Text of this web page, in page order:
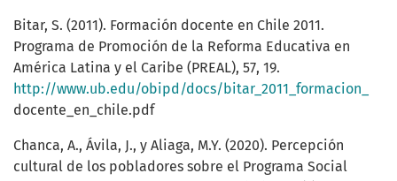
Bitar, S. (2011). Formación docente en Chile 2011.
Programa de Promoción de la Reforma Educativa en
América Latina y el Caribe (PREAL), 57, 19.
http://www.ub.edu/obipd/docs/bitar_2011_formacion_
docente_en_chile.pdf
Chanca, A., Ávila, J., y Aliaga, M.Y. (2020). Percepción
cultural de los pobladores sobre el Programa Social